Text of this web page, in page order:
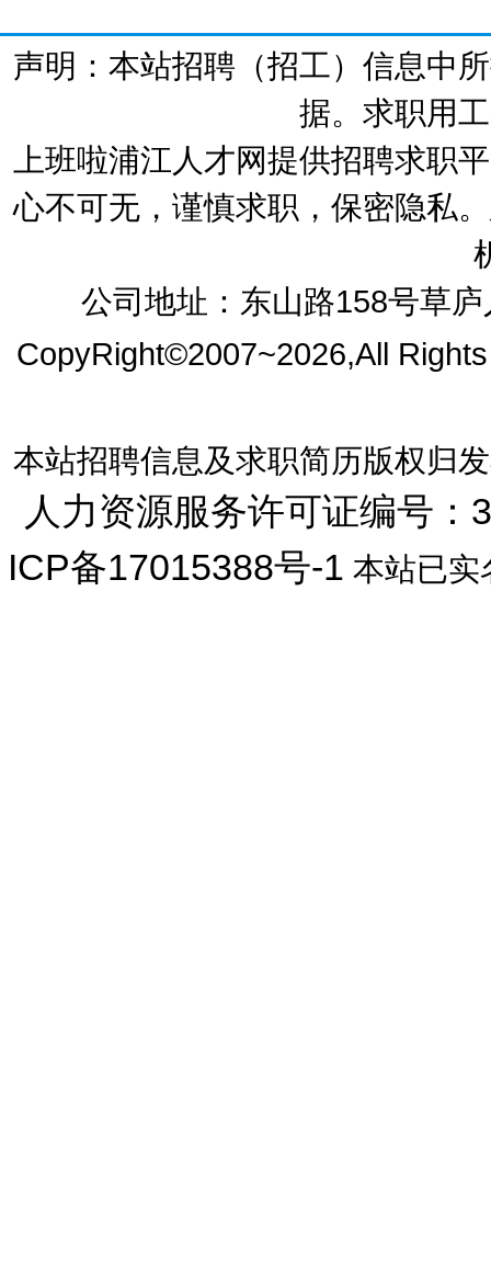
声明：本站招聘（招工）信息中
据。求职用
上班啦浦江人才网提供招聘求职
心不可无，谨慎求职，保密隐私
公司地址：东山路158号草
CopyRight©2007~2026,All
本站招聘信息及求职简历版权归
人力资源服务许可证编号
ICP备17015388号-1 本站已